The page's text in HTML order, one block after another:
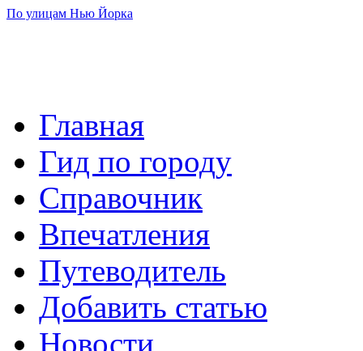
По улицам Нью Йорка
Главная
Гид по городу
Справочник
Впечатления
Путеводитель
Добавить статью
Новости